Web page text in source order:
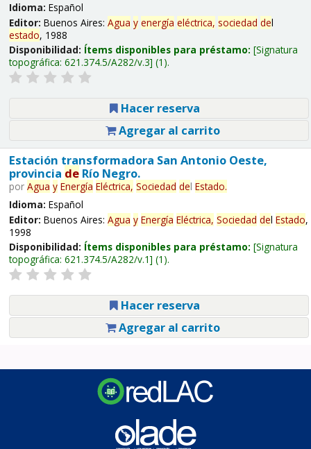
Idioma: Español
Editor: Buenos Aires: Agua y energía eléctrica, sociedad del
estado, 1988
Disponibilidad: Ítems disponibles para préstamo: Signatura
topográfica: 621.374.5/A282/v.3 (1).
Hacer reserva
Agregar al carrito
Estación transformadora San Antonio Oeste,
provincia deRío Negro.
por Agua y Energía Eléctrica, Sociedad del Estado.
Idioma: Español
Editor: Buenos Aires: Agua y Energía Eléctrica, Sociedad del Estado,
1998
Disponibilidad: Ítems disponibles para préstamo: Signatura
topográfica: 621.374.5/A282/v.1 (1).
Hacer reserva
Agregar al carrito